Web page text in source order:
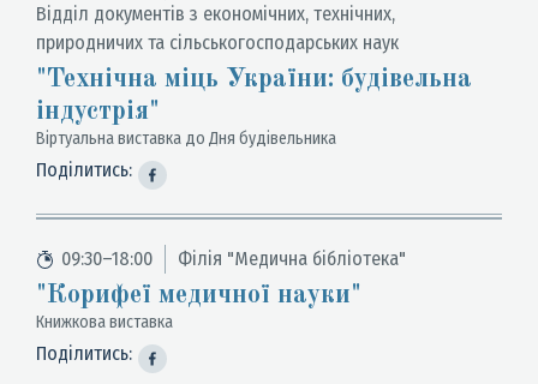
Відділ документів з економічних, технічних,
природничих та сільськогосподарських наук
"Технічна міць України: будівельна
індустрія"
Віртуальна виставка до Дня будівельника
Поділитись:
09:30–18:00 Філія "Медична бібліотека"
"Корифеї медичної науки"
Книжкова виставка
Поділитись: